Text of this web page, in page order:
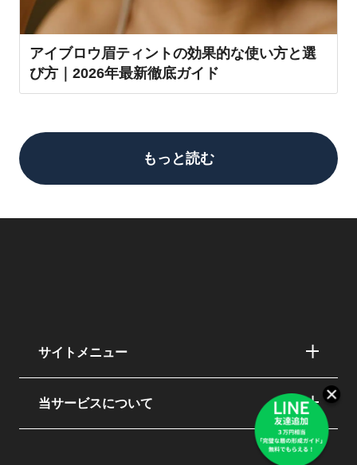
アイブロウ眉ティントの効果的な使い方と選
び方｜2026年最新徹底ガイド
もっと読む
サイトメニュー
当サービスについて